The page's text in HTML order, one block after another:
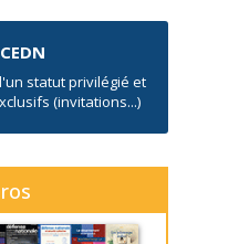
statut privilégié et
(invitations...)